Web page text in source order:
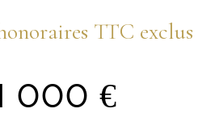
TTC exclus
000 €